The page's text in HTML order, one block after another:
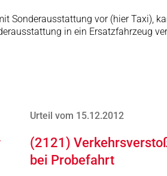
Sonderausstattung vor (hier Taxi),
in ein Ersatzfahrzeug
Urteil vom 15.12.2012
(2121)
bei Probefahrt